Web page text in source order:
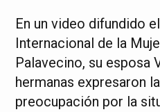
En un video difundido
Internacional de la
Palavecino, su esposa
hermanas expresaron
preocupación por la